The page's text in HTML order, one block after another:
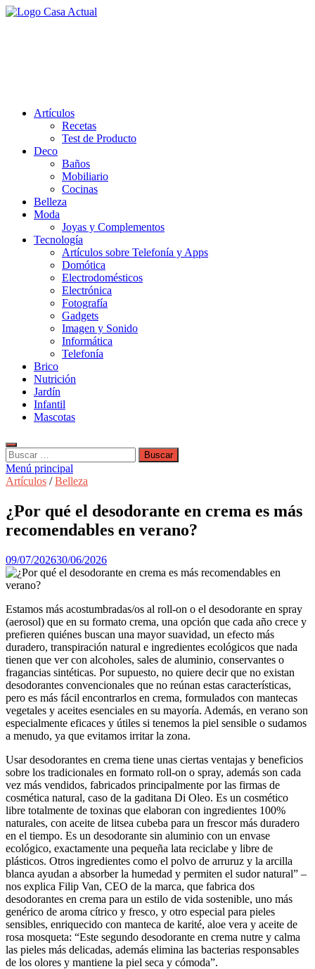
Saltar
Artículos
Recetas
Test de Producto
Deco
Baños
Mobiliario
Cocinas
Belleza
Moda
Joyas y Complementos
Tecnología
Artículos sobre Telefonía y Apps
Domótica
Electrodomésticos
Electrónica
Fotografía
Gadgets
Imagen y Sonido
Informática
Telefonía
Brico
Nutrición
Jardín
Infantil
Mascotas
Buscar:
Menú principal
Artículos /Belleza
¿Por qué el desodorante en crema es más
recomendables en verano?
09/07/202630/06/2026
Estamos más acostumbradas/os al roll-on o el desodorante en spray
(aerosol) que en su formato crema, una opción que cada año crece y
prefieren quiénes buscan una mayor suavidad, un efecto más
duradero, transpiración natural e ingredientes ecológicos que nada
tienen que ver con alcoholes, sales de aluminio, conservantes o
fragancias sintéticas. Por supuesto, no quiere decir que no existan
desodorantes convencionales que no reúnan estas características,
pero es más fácil encontrarlos en crema, formulados con mantecas
vegetales y aceites esenciales en su mayoría. Además, en verano son
especialmente eficaces y útiles si tenemos la piel sensible o sudamos
a menudo, ya que evitamos irritar la zona.
Usar desodorantes en crema tiene unas ciertas ventajas y beneficios
sobre los tradicionales en formato roll-on o spray, además son cada
vez más vendidos, fabricados principalmente por las firmas de
cosmética natural, caso de la gaditana Di Oleo. Es un cosmético
libre totalmente de toxinas que elaboran con ingredientes 100%
naturales, con aceite de litsea cubeba para un frescor más duradero
en el tiempo. Es un desodorante sin aluminio con un envase
ecológico, exactamente una pequeña lata reciclabe y libre de
plásticos. Otros ingredientes como el polvo de arruruz y la arcilla
blanca ayudan a absorber la humedad y permiten el sudor natural” –
nos explica Filip Van, CEO de la marca, que fabrica dos
desodorantes en crema para un estilo de vida sostenible, uno más
genérico de aroma cítrico y fresco, y otro especial para pieles
sensibles, enriquecido con manteca de karité, aloe vera y aceite de
rosa mosqueta: “Este segundo desodorante en crema nutre y calma
las pieles más delicadas, además elimina las bacterias responsables
de los olores y mantiene la piel seca y cómoda”.